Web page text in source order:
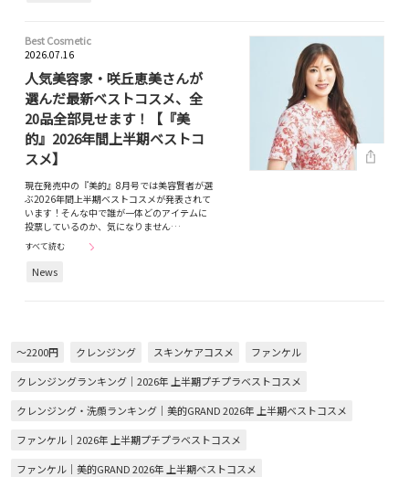
Best Cosmetic
2026.07.16
人気美容家・咲丘恵美さんが
選んだ最新ベストコスメ、全
20品全部見せます！【『美
的』2026年間上半期ベストコ
スメ】
現在発売中の『美的』8月号では美容賢者が選
ぶ2026年間上半期ベストコスメが発表されて
います！そんな中で誰が一体どのアイテムに
投票しているのか、気になりません…
すべて読む
News
～2200円 クレンジング スキンケアコスメ
ファンケル
クレンジングランキング｜2026年 上半期プチプラベストコスメ
クレンジング・洗顔ランキング｜美的GRAND 2026年 上半期ベストコスメ
ファンケル｜2026年 上半期プチプラベストコスメ
ファンケル｜美的GRAND 2026年 上半期ベストコスメ